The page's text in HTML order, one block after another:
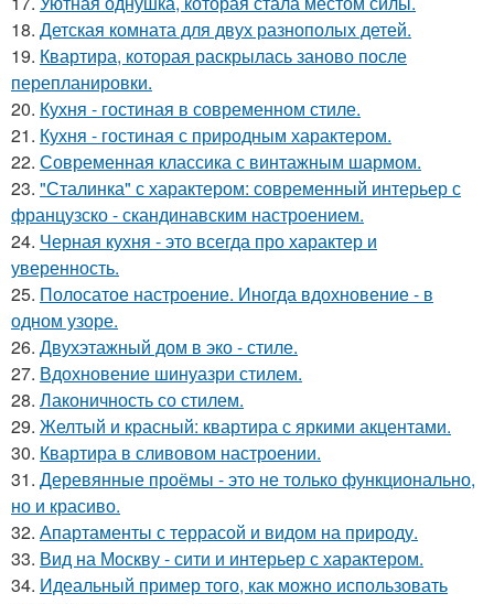
18. Детская комната для двух разнополых детей.
19. Квартира, которая раскрылась заново после
перепланировки.
20. Кухня - гостиная в современном стиле.
21. Кухня - гостиная с природным характером.
22. Современная классика с винтажным шармом.
23. "Сталинка" с характером: современный интерьер с
французско - скандинавским настроением.
24. Черная кухня - это всегда про характер и
уверенность.
25. Полосатое настроение. Иногда вдохновение - в
одном узоре.
26. Двухэтажный дом в эко - стиле.
27. Вдохновение шинуазри стилем.
28. Лаконичность со стилем.
29. Желтый и красный: квартира с яркими акцентами.
30. Квартира в сливовом настроении.
31. Деревянные проёмы - это не только функционально,
но и красиво.
32. Апартаменты с террасой и видом на природу.
33. Вид на Москву - сити и интерьер с характером.
34. Идеальный пример того, как можно использовать